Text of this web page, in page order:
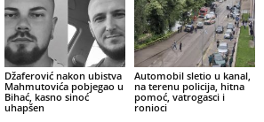
Džaferović nakon ubistva
Mahmutovića pobjegao u
Bihać, kasno sinoć
uhapšen
Automobil sletio u kanal,
na terenu policija, hitna
pomoć, vatrogasci i
ronioci